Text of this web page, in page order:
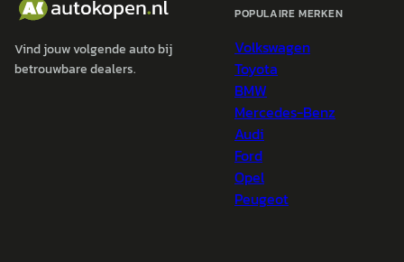
Vind jouw volgende auto bij
betrouwbare dealers.
POPULAIRE MERKEN
Volkswagen
Toyota
BMW
Mercedes-Benz
Audi
Ford
Opel
Peugeot